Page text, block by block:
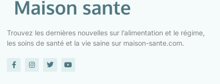
Trouvez les dernières nouvelles sur l’alimentation et le régime,
les soins de santé et la vie saine sur maison-sante.com.